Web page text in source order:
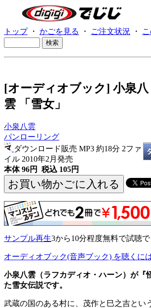
トップ・ かごを見る ・ ご注文状況 ・
[オーディオブック] 小泉八
雲 「雪女」
小泉八雲
パンローリング
ダウンロード販売 MP3 約18分 2ファ
イル 2010年2月発売
本体 96円 税込 105円
サンプル再生3から10分程度無料で試聴で
オーディオブック(音声ブック) を聴くに
小泉八雲（ラフカディオ・ハーン）が『
た雪女伝説です。
武蔵の国のある村に、茂作と巳之吉とい